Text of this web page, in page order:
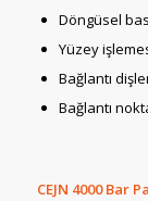
Döngüsel
Yüzey
Bağlantı
Bağlantı
CEJN 4000 Bar